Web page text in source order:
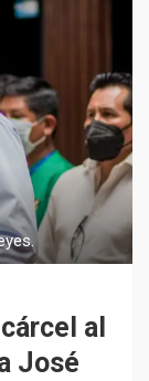
al
José